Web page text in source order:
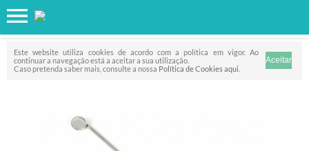
Este website utiliza cookies de acordo com a política em vigor. Ao
continuar a navegação está a aceitar a sua utilização.
Caso pretenda saber mais, consulte a nossa Política de Cookies aqui